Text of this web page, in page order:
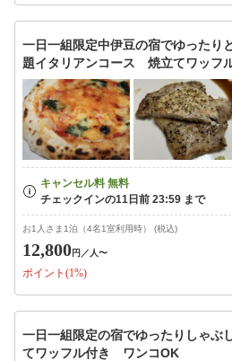
一日一組限定中伊豆の宿でゆったり
題イタリアンコース 焼立てワッフ
お1人さま1泊（4名1室利用時） (税込)
12,800円 ／人〜
ポイント(1%)
一日一組限定の宿でゆったりしゃ
てワッフル付き ワンコOK